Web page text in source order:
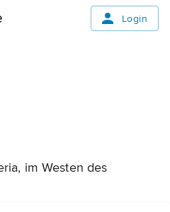
Login
im Westen des